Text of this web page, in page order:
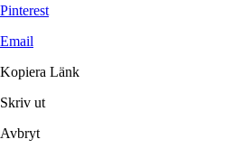
Pinterest
Email
Kopiera Länk
Skriv ut
Avbryt